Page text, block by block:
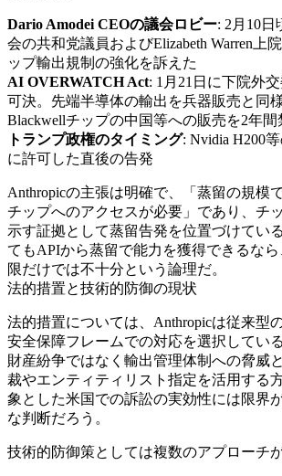
Dario Amodei CEOの議会ロビー: 2月10日
会の共和党議員およびElizabeth Warren上
ップ輸出規制の強化を訴えた
AI OVERWATCH Act: 1月21日に下院外
可決。先端半導体の輸出を兵器販売と同
Blackwellチップの中国等への販売を2年間
トランプ政権のタイミング: Nvidia H200
に許可した直後の告発
Anthropicの主張は明確で、「蒸留の規模
チップへのアクセスが必要」であり、チ
示す証拠として蒸留告発を位置づけてい
てもAPIから蒸留で能力を獲得できるなら
限だけでは不十分という論理だ。
法的措置と技術的防御の現状
法的措置については、Anthropicは従来型
安全保障フレームでの対応を選択してい
財産紛争ではなく輸出管理体制への脅威
裁やエンティティリスト指定を活用する
象とした米国での訴訟の実効性には限界
な判断だろう。
技術的防御策としては複数のアプローチ